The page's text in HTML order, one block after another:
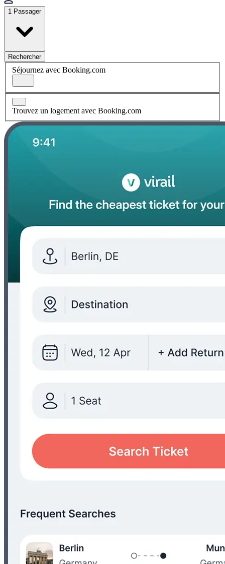
1 Passager
Rechercher
Séjournez avec Booking.com
Trouvez un logement avec Booking.com